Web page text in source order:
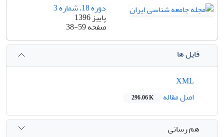
دوره 18، شماره 3
پاییز 1396
صفحه38-59
فایل ها
اصل مقاله
296.06 K
هم رسانی